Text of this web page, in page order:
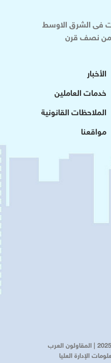
فى الشرق الاوسط
من نصف قرن
الأخبار
خدمات العاملين
الملاحظات القانونية
مواقعنا
الإدارة العليا